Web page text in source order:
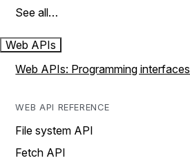
See all…
Web APIs
Web APIs: Programming interfaces
WEB API REFERENCE
File system API
Fetch API